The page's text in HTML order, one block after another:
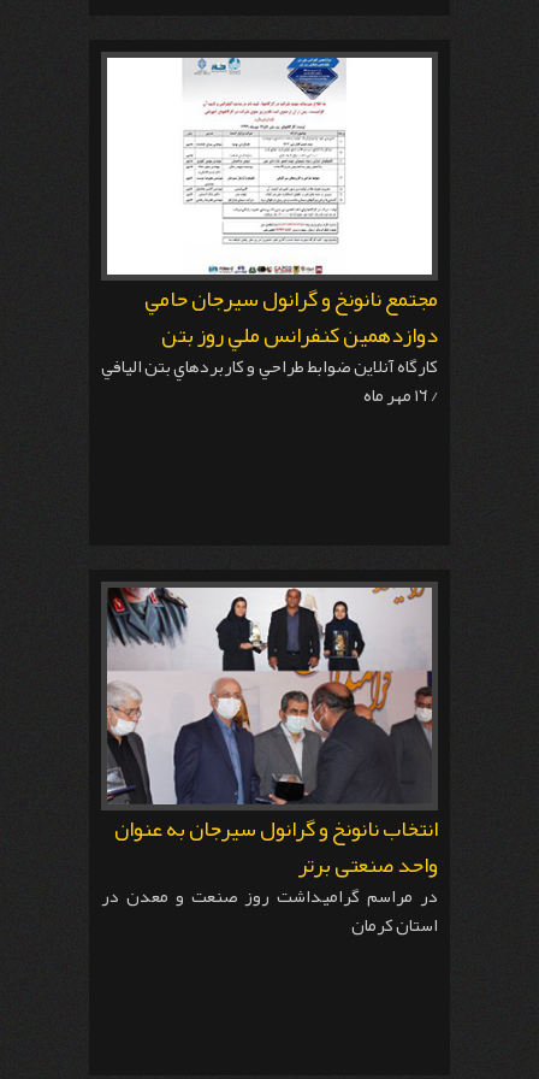
مجتمع نانونخ و گرانول سيرجان حامي
دوازدهمين كنفرانس ملي روز بتن
كارگاه آنلاين ضوابط طراحي و كاربردهاي بتن اليافي
/ ١٦ مهر ماه
انتخاب نانونخ و گرانول سیرجان به عنوان
واحد صنعتی برتر
در مراسم گراميداشت روز صنعت و معدن در
استان کرمان